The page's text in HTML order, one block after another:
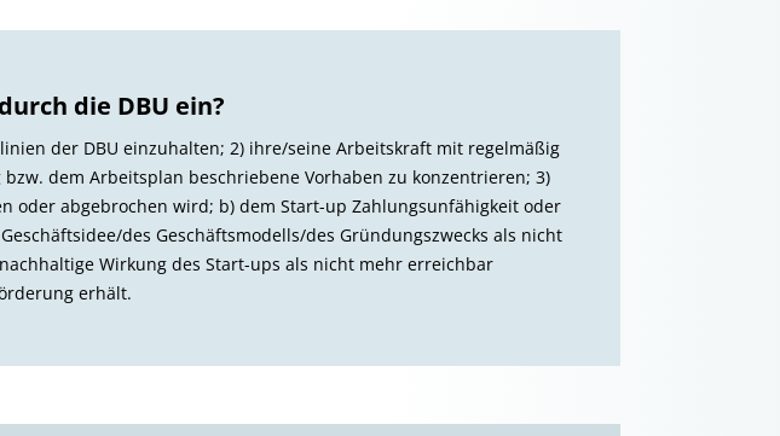
die DBU ein?
der DBU einzuhalten; 2) ihre/seine Arbeitskraft mit regelmäßig
dem Arbeitsplan beschriebene Vorhaben zu konzentrieren; 3)
oder abgebrochen wird; b) dem Start-up Zahlungsunfähigkeit oder
des Geschäftsmodells/des Gründungszwecks als nicht
Wirkung des Start-ups als nicht mehr erreichbar
erhält.